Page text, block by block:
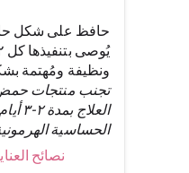
حافظ على شكل
ونظيفة ومُهتمة
تجنب منتجات حمض
الحساسية
نصائح